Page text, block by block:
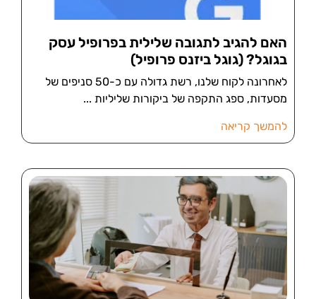
האם להגיב לתגובה שלילית בפרופיל עסק
בגוגל? (גוגל ביזנס פרופיל)
לאחרונה לקוח שלנו, רשת גדולה עם כ-50 סניפים של
מסעדות, ספג התקפה של ביקורות שליליות
להמשך קריאה